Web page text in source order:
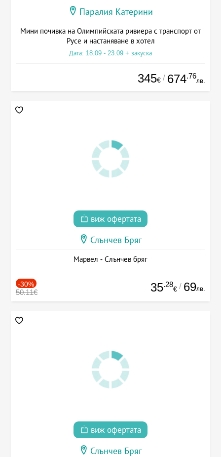
Паралия Катерини
Мини почивка на Олимпийската ривиера с транспорт от
Русе и настаняване в хотел
Дата: 18.09 - 23.09 + закуска
345€ / 674.76
лв.
виж офертата
Слънчев Бряг
Марвел - Слънчев бряг
-30%
50.11€ 35.28
€ / 69лв.
виж офертата
Слънчев Бряг